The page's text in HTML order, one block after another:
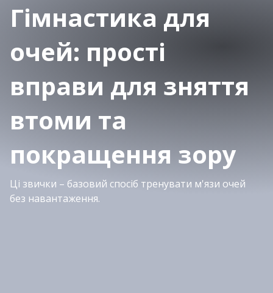
Гімнастика для
очей: прості
вправи для зняття
втоми та
покращення зору
Ці звички – базовий спосіб тренувати м'язи очей
без навантаження.